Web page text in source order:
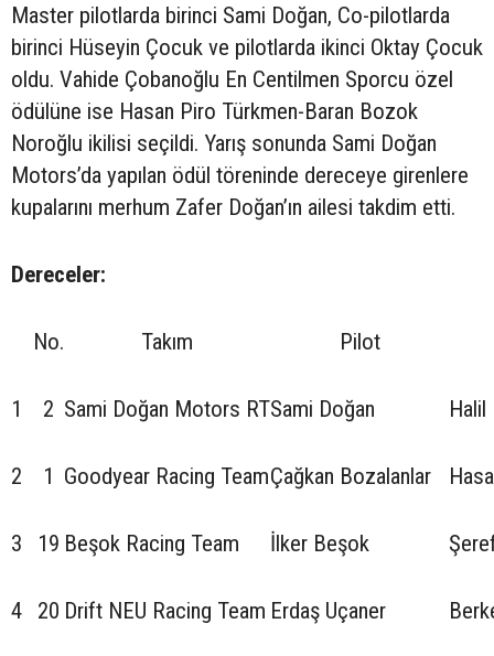
Master pilotlarda birinci Sami Doğan, Co-pilotlarda
birinci Hüseyin Çocuk ve pilotlarda ikinci Oktay Çocuk
oldu. Vahide Çobanoğlu En Centilmen Sporcu özel
ödülüne ise Hasan Piro Türkmen-Baran Bozok
Noroğlu ikilisi seçildi. Yarış sonunda Sami Doğan
Motors’da yapılan ödül töreninde dereceye girenlere
kupalarını merhum Zafer Doğan’ın ailesi takdim etti.
Dereceler:
No. Takım Pilot
1 2 Sami Doğan Motors RTSami Doğan Halil
2 1 Goodyear Racing TeamÇağkan Bozalanlar
3 19 Beşok Racing Team İlker Beşok
4 20 Drift NEU Racing Team Erdaş Uçaner